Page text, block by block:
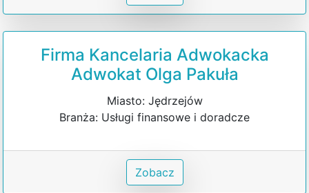
Firma Kancelaria Adwokacka
Adwokat Olga Pakuła
Miasto: Jędrzejów
Branża: Usługi finansowe i doradcze
Zobacz